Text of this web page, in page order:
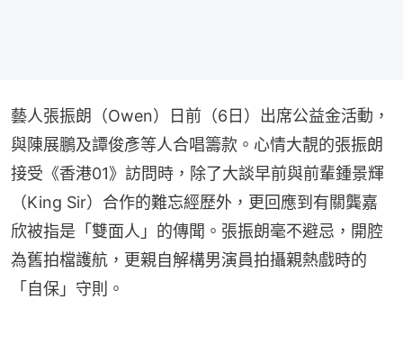
藝人張振朗（Owen）日前（6日）出席公益金活動，
與陳展鵬及譚俊彥等人合唱籌款。心情大靚的張振朗
接受《香港01》訪問時，除了大談早前與前輩鍾景輝
（King Sir）合作的難忘經歷外，更回應到有關龔嘉
欣被指是「雙面人」的傳聞。張振朗毫不避忌，開腔
為舊拍檔護航，更親自解構男演員拍攝親熱戲時的
「自保」守則。